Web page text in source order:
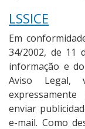
LSSICE
Em
34/2002, de 11
informação e
Aviso Legal,
enviar
e-mail. Como